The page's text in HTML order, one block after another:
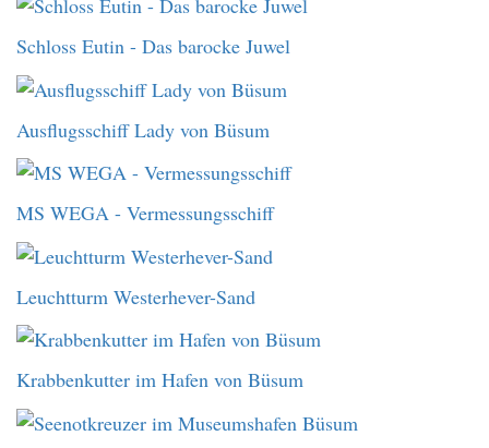
Schloss Eutin - Das barocke Juwel
Ausflugsschiff Lady von Büsum
MS WEGA - Vermessungsschiff
Leuchtturm Westerhever-Sand
Krabbenkutter im Hafen von Büsum